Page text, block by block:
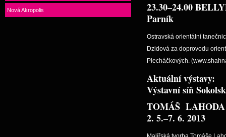
Nová Akropolis 23.30–24.00
Parník
Ostravská orientální
Dzidová za doprovodu
Plecháčkových.
Aktuální výstavy:
Výstavní síň
TOMÁŠ LAHODA
2. 5.–7. 6. 2013